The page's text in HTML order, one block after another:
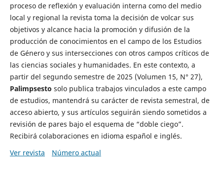
proceso de reflexión y evaluación interna como del medio
local y regional la revista toma la decisión de volcar sus
objetivos y alcance hacia la promoción y difusión de la
producción de conocimientos en el campo de los Estudios
de Género y sus intersecciones con otros campos críticos de
las ciencias sociales y humanidades. En este contexto, a
partir del segundo semestre de 2025 (Volumen 15, N° 27),
Palimpsesto solo publica trabajos vinculados a este campo
de estudios, mantendrá su carácter de revista semestral, de
acceso abierto, y sus artículos seguirán siendo sometidos a
revisión de pares bajo el esquema de “doble ciego”.
Recibirá colaboraciones en idioma español e inglés.
Ver revista
Número actual